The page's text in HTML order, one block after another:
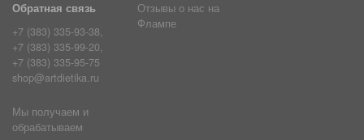
Обратная связь
+7 (383) 335-93-38,
+7 (383) 335-99-20,
+7 (383) 335-95-75
shop@artdietika.ru
Отзывы о нас на
Флампе
Мы получаем и
обрабатываем